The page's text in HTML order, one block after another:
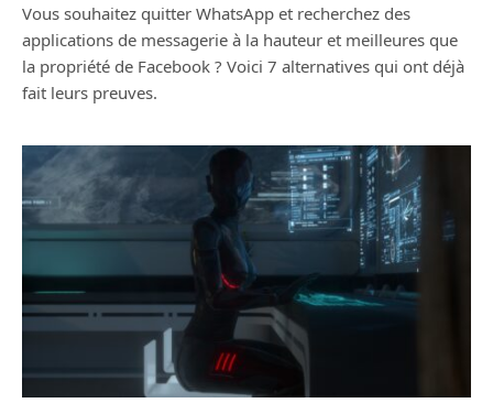
Vous souhaitez quitter WhatsApp et recherchez des
applications de messagerie à la hauteur et meilleures que
la propriété de Facebook ? Voici 7 alternatives qui ont déjà
fait leurs preuves.